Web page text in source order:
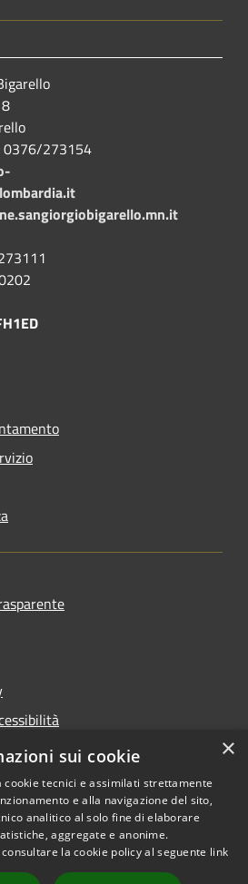
0376/273154
Copyright © 2026 • Comune di
San Giorgio Bigarello •
×
sui cookie
cookie tecnici e assimilati strettamente
e alla navigazione del sito,
analitico al solo fine di elaborare
aggregate e anonime.
la cookie policy al seguente link